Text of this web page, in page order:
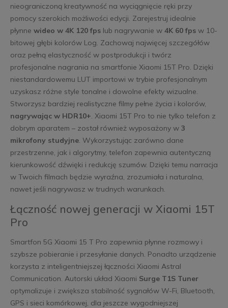
nieograniczoną kreatywność na wyciągnięcie ręki przy
pomocy szerokich możliwości edycji. Zarejestruj idealnie
płynne wideo w 4K 120 fpslub nagrywanie w4K 60 fpsw 10-
bitowej głębi kolorów Log. Zachowaj najwięcej szczegółów
oraz pełną elastyczność w postprodukcji i twórz
profesjonalne nagrania na smartfonie Xiaomi 15T Pro. Dzięki
niestandardowemu LUT importowi w trybie profesjonalnym
uzyskasz różne style tonalne i dowolne efekty wizualne.
Stworzysz bardziej realistyczne filmy pełne życia i kolorów,
nagrywając w HDR10+. Xiaomi 15T Pro to nie tylko telefon z
dobrym aparatem – został również wyposażony w 3
mikrofony studyjne. Wykorzystując zarówno dane
przestrzenne, jak i algorytmy, telefon zapewnia autentyczną
kierunkowość dźwięki i redukcję szumów. Dzięki temu narracja
w Twoich filmach będzie wyraźna, zrozumiała i naturalna,
nawet jeśli nagrywasz w trudnych warunkach.
Łączność nowej generacji w Xiaomi 15T
Pro
Smartfon 5G Xiaomi 15 T Pro zapewnia płynne rozmowy i
szybsze pobieranie i przesyłanie danych. Ponadto urządzenie
korzysta z inteligentniejszej łączności Xiaomi Astral
Communication. Autorski układ Xiaomi Surge T1S Tuner
optymalizuje i zwiększa stabilność sygnałów W-Fi, Bluetooth,
GPS i sieci komórkowej, dla jeszcze wygodniejszej